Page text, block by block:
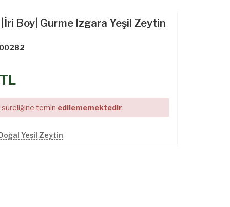
Boy| Gurme Izgara Yeşil Zeytin
süreliğine temin edilememektedir.
Yeşil Zeytin